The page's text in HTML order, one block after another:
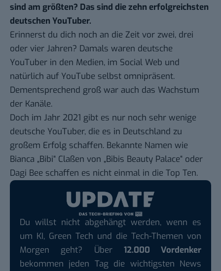
sind am größten? Das sind die zehn erfolgreichsten
deutschen YouTuber.
Erinnerst du dich noch an die Zeit vor zwei, drei
oder vier Jahren? Damals waren deutsche
YouTuber in den Medien, im Social Web und
natürlich auf YouTube selbst omnipräsent.
Dementsprechend groß war auch das Wachstum
der Kanäle.
Doch im Jahr 2021 gibt es nur noch sehr wenige
deutsche YouTuber, die es in Deutschland zu
großem Erfolg schaffen. Bekannte Namen wie
Bianca „Bibi“ Claßen von „Bibis Beauty Palace“ oder
Dagi Bee schaffen es nicht einmal in die Top Ten.
Du willst nicht abgehängt werden, wenn es
um KI, Green Tech und die Tech-Themen von
Morgen geht? Über 12.000 Vordenker
bekommen jeden Tag die wichtigsten News